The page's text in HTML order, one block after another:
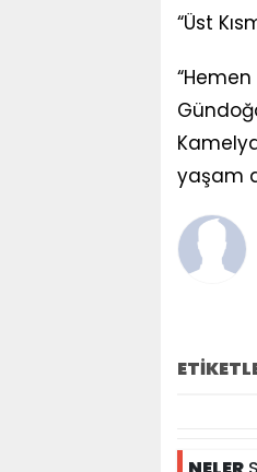
“Üst
yaşam